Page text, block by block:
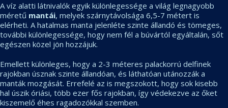
A víz alatti látnivalók egyik különlegessége a világ legnagyobb
méretű mantái, melyek szárnytávolsága 6,5-7 métert is
elérheti. A hatalmas manta jelenléte szinte állandó és tömeges,
további különlegessége, hogy nem fél a búvártól egyáltalán, sőt
egészen közel jön hozzájuk.
Emellett különleges, hogy a 2-3 méteres palackorrú delfinek
rajokban úsznak szinte állandóan, és láthatóan utánozzák a
manták mozgását. Errefelé az is megszokott, hogy sok kisebb
hal úszik óriási, több ezer fős rajokban, így védekezve az őket
kiszemelő éhes ragadozókkal szemben.